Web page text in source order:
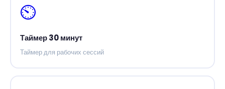
⏲️
Таймер 30 минут
Таймер для рабочих сессий